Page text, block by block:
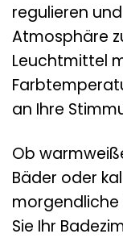
regulieren
Atmosphäre
Leuchtmittel
an Ihre
Ob
Bäder oder
morgendliche
Sie Ihr